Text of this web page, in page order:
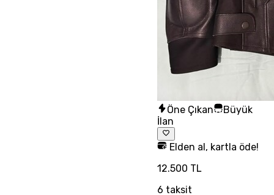
Öne Çıkan
Büyük
İlan
Elden al, kartla öde!
12.500 TL
6 taksit